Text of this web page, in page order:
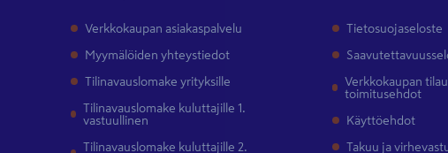
Verkkokaupan asiakaspalvelu
Myymälöiden yhteystiedot
Tilinavauslomake yrityksille
Tilinavauslomake kuluttajille 1.
vastuullinen
Tilinavauslomake kuluttajille 2.
Tietosuojaseloste
Verkkokaupan
toimitusehdot
Käyttöehdot
Takuu ja